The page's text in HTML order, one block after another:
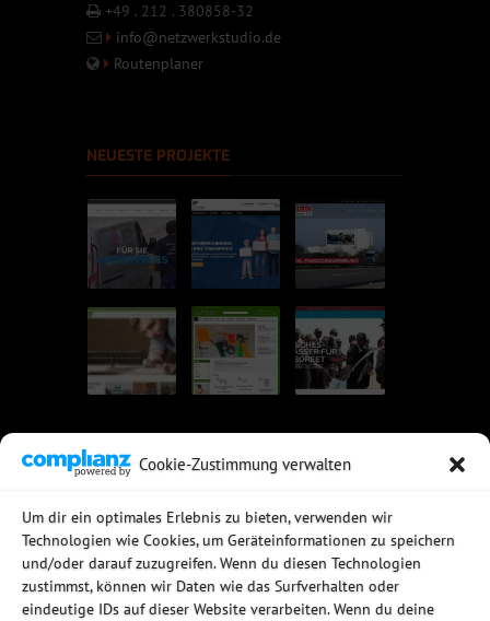
Cookie-Zustimmung verwalten
Um dir ein optimales Erlebnis zu bieten, verwenden wir
Technologien wie Cookies, um Geräteinformationen zu speichern
und/oder darauf zuzugreifen. Wenn du diesen Technologien
zustimmst, können wir Daten wie das Surfverhalten oder
eindeutige IDs auf dieser Website verarbeiten. Wenn du deine
+49 . 212 . 380858-32
info@netzwerkstudio.de
Routenplaner
NEUESTE PROJEKTE
Rechtssichere Email-Archivierung
MDaemon Mail- & Groupwareserver
Virtualisierung mit vmWare
Sophos UTM - Mehr als eine Firewall